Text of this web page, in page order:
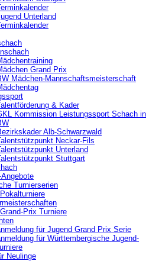
Unterland
Grand Prix
Mädchen-Mannschaftsmeisterschaft
& Kader
Kommission Leistungssport Schach in
Alb-Schwarzwald
Neckar-Fils
Unterland
Stuttgart
Angebote
Turnierserien
Prix Turniere
für Jugend Grand Prix Serie
für Württembergische Jugend-
Neulinge